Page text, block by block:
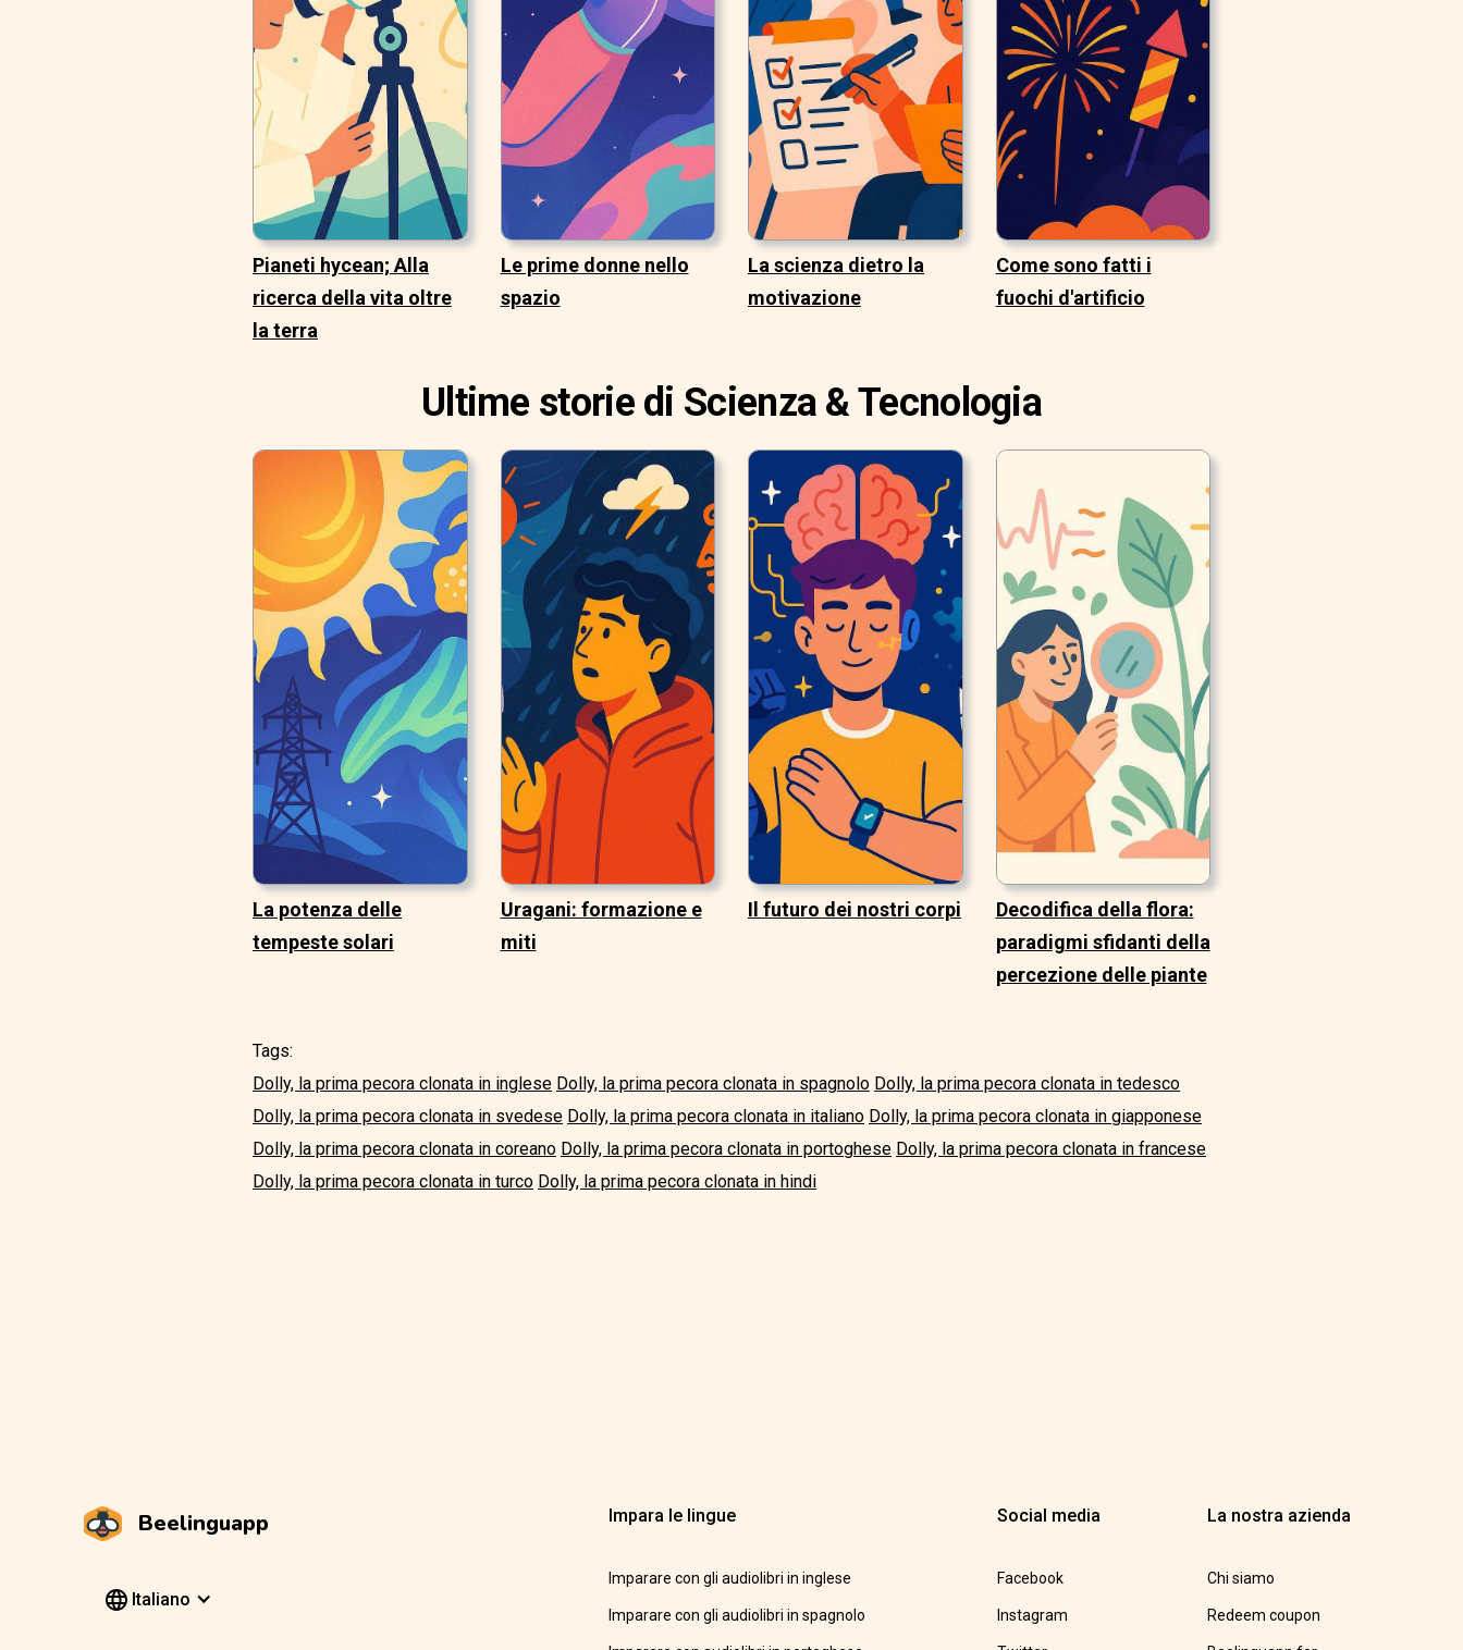
Pianeti hycean; Alla
ricerca della vita oltre
la terra
Le prime donne nello
spazio
La scienza dietro la
motivazione
Come sono fatti i
fuochi d'artificio
Ultime storie di Scienza & Tecnologia
La potenza delle
tempeste solari
Uragani: formazione e
miti
Il futuro dei nostri corpi
Decodifica della flora:
paradigmi sfidanti della
percezione delle piante
Tags:
Dolly, la prima pecora clonata in inglese Dolly, la prima pecora clonata in spagnolo Dolly, la prima pecora clonata in tedesco
Dolly, la prima pecora clonata in svedese Dolly, la prima pecora clonata in italiano Dolly, la prima pecora clonata in giapponese
Dolly, la prima pecora clonata in coreano Dolly, la prima pecora clonata in portoghese Dolly, la prima pecora clonata in francese
Dolly, la prima pecora clonata in turco Dolly, la prima pecora clonata in hindi
Beelinguapp
Italiano
Impara le lingue
Imparare con gli audiolibri in inglese
Imparare con gli audiolibri in spagnolo
Social media
Facebook
Instagram
La nostra azienda
Chi siamo
Redeem coupon